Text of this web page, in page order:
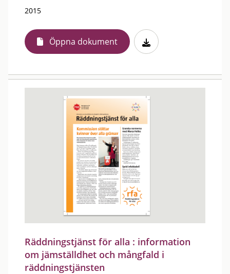
2015
Öppna dokument
Räddningstjänst för alla : information
om jämställdhet och mångfald i
räddningstjänsten